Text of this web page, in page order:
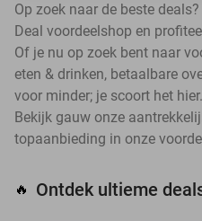
Op zoek naar de beste
Deal voordeelshop en
Of je nu op zoek bent naar
eten & drinken, betaalbare
voor minder; je scoort het
Bekijk gauw onze
topaanbieding in onze
🔥 Ontdek ultieme